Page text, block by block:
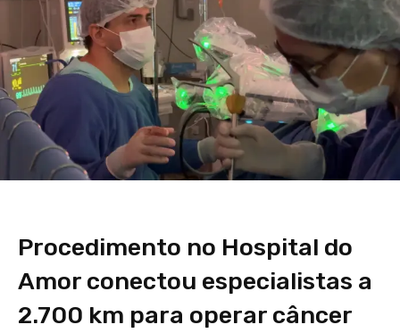
Procedimento no Hospital do
Amor conectou especialistas a
2.700 km para operar câncer